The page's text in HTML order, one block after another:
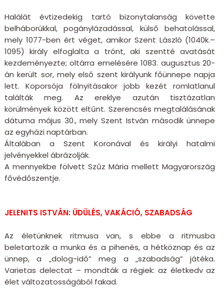
Halálát évtizedekig tartó bizonytalanság követte
belháborúkkal, pogánylázadással, külső behatolással,
mely 1077-ben ért véget, amikor Szent László (1040k.–
1095) király elfoglalta a trónt, aki szentté avatását
kezdeményezte; oltárra emelésére 1083. augusztus 20-
án került sor, mely első szent királyunk főünnepe napja
lett. Koporsója fölnyitásakor jobb kezét romlatlanul
találták meg. Az ereklye azután tisztázatlan
körülmények között eltűnt. Szerencsés megtalálásának
dátuma május 30., mely Szent István második ünnepe
az egyházi naptárban.
Általában a Szent Koronával és királyi hatalmi
jelvényekkel ábrázolják.
A mennyekbe fölvett Szűz Mária mellett Magyarország
fővédőszentje.
JELENITS ISTVÁN: ÜDÜLÉS, VAKÁCIÓ, SZABADSÁG
Az életünknek ritmusa van, s ebbe a ritmusba
beletartozik a munka és a pihenés, a hétköznap és az
ünnep, a „dolog-idő” meg a „szabadság” játéka.
Varietas delectat – mondták a régiek: az életkedv az
élet változatosságából fakad.